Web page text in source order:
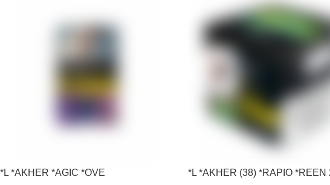
*L *AKHER *AGIC *OVE
*L *AKHER (38) *RAPIO *REEN